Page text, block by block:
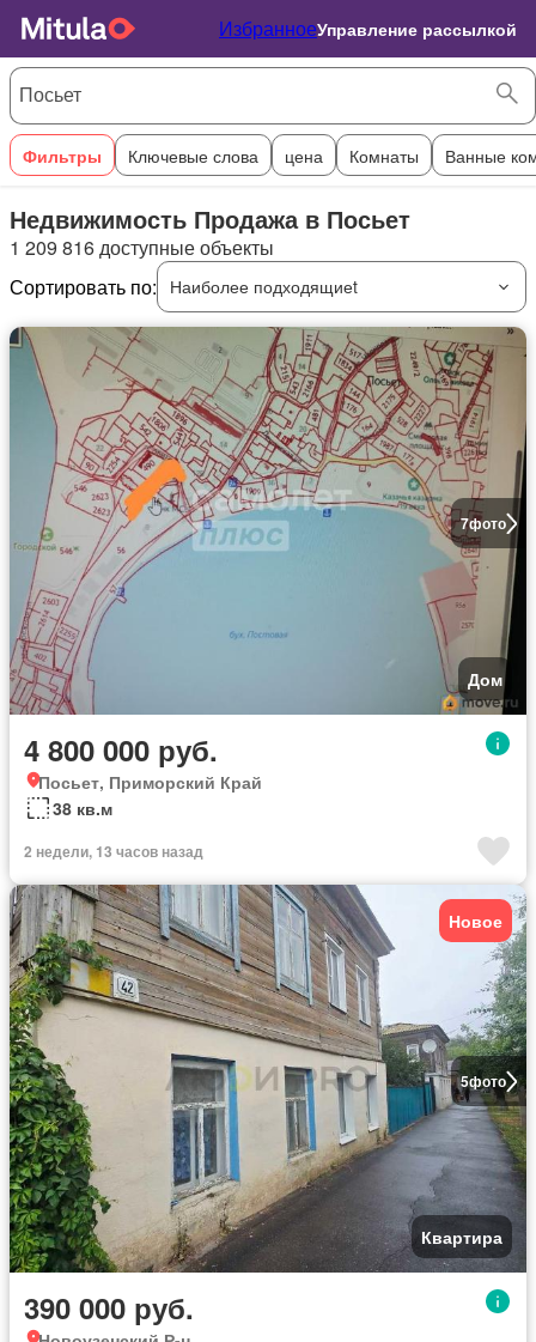
ИзбранноеУправление рассылкой
Фильтры Ключевые слова цена Комнаты Ванные
Недвижимость Продажа в Посьет
1 209 816 доступные объекты
Сортировать по:
Наиболее подходящиеt
7фото
Дом
4 800 000 руб.
Посьет, Приморский Край
38 кв.м
2 недели, 13 часов назад
5фото
Новое
Квартира
390 000 руб.